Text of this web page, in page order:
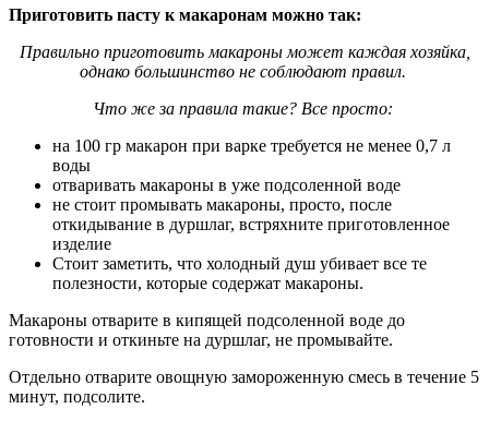
Приготовить пасту к макаронам можно так:
Правильно приготовить макароны может каждая хозяйка,
однако большинство не соблюдают правил.
Что же за правила такие? Все просто:
на 100 гр макарон при варке требуется не менее 0,7 л
воды
отваривать макароны в уже подсоленной воде
не стоит промывать макароны, просто, после
откидывание в дуршлаг, встряхните приготовленное
изделие
Стоит заметить, что холодный душ убивает все те
полезности, которые содержат макароны.
Макароны отварите в кипящей подсоленной воде до
готовности и откиньте на дуршлаг, не промывайте.
Отдельно отварите овощную замороженную смесь в течение 5
минут, подсолите.